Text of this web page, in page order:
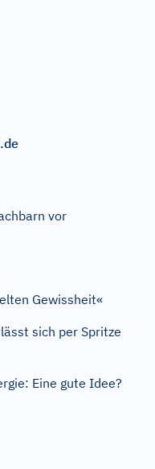
vor
Gewissheit«
sich per Spritze
Eine gute Idee?